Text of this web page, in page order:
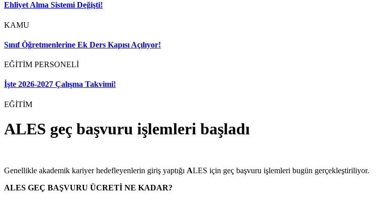
Ehliyet Alma Sistemi Değişti!
KAMU
Sınıf Öğretmenlerine Ek Ders Kapısı Açılıyor!
EĞİTİM PERSONELİ
İşte 2026-2027 Çalışma Takvimi!
EĞİTİM
ALES geç başvuru işlemleri başladı
Genellikle akademik kariyer hedefleyenlerin giriş yaptığı ALES için geç başvuru işlemleri bugün gerçekleştiriliyor.
ALES GEÇ BAŞVURU ÜCRETİ NE KADAR?